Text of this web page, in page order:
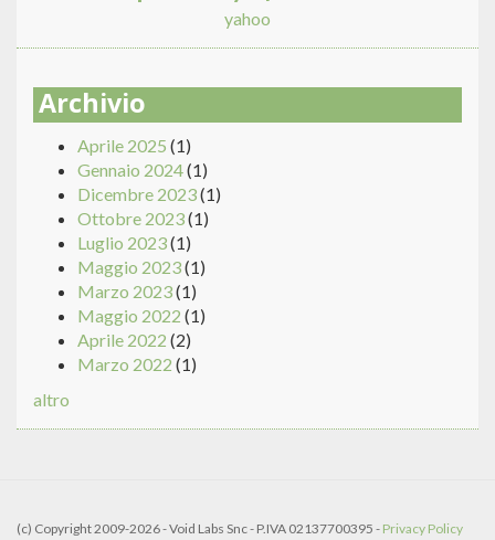
yahoo
Archivio
Aprile 2025 (1)
Gennaio 2024(1)
Dicembre 2023(1)
Ottobre 2023(1)
Luglio 2023(1)
Maggio 2023(1)
Marzo 2023(1)
Maggio 2022 (1)
Aprile 2022 (2)
Marzo 2022 (1)
altro
(c) Copyright 2009-2026 - Void Labs Snc - P.IVA 02137700395 - Privacy Policy